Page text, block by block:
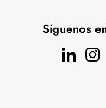
Síguenos